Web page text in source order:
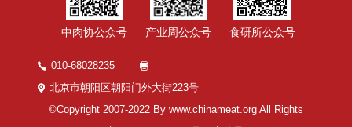
中肉协公众号 产业周公众号 食研所公众号
010-68028235
北京市朝阳区朝阳门外大街223号
©Copyright 2007-2022 By www.chinameat.org All Rights